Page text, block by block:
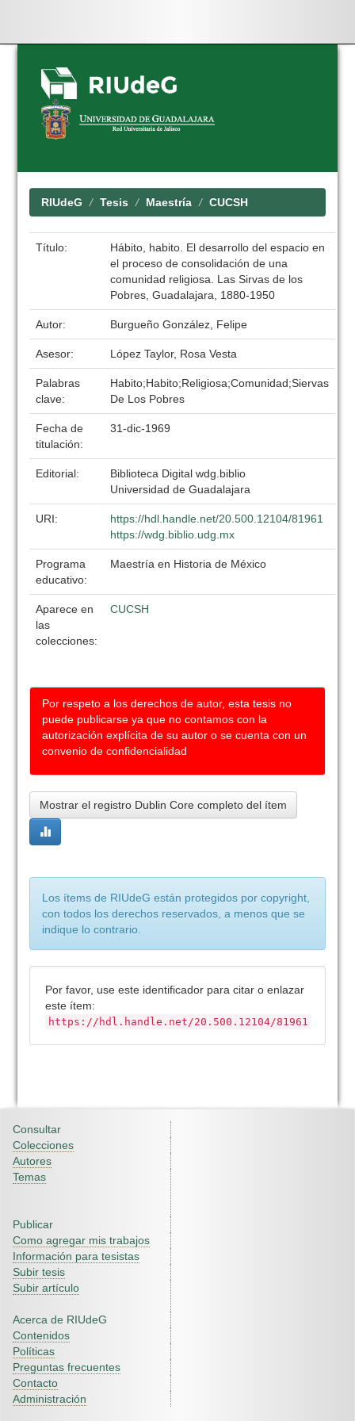
Skip
navigation
RIUdeG Tesis Maestría CUCSH
Título:
Hábito, habito. El desarrollo del espacio en
el proceso de consolidación de una
comunidad religiosa. Las Sirvas de los
Pobres, Guadalajara, 1880-1950
Autor: Burgueño González, Felipe
Asesor: López Taylor, Rosa Vesta
Palabras
clave:
Habito;Habito;Religiosa;Comunidad;Siervas
De Los Pobres
Fecha de
titulación:
31-dic-1969
Editorial:
Biblioteca Digital wdg.biblio
Universidad de Guadalajara
URI:
https://hdl.handle.net/20.500.12104/81961
https://wdg.biblio.udg.mx
Programa
educativo:
Maestría en Historia de México
Aparece en
las
colecciones:
CUCSH
Por respeto a los derechos de autor, esta tesis no
puede publicarse ya que no contamos con la
autorización explícita de su autor o se cuenta con un
convenio de confidencialidad
Mostrar el registro Dublin Core completo del ítem
Los ítems de RIUdeG están protegidos por copyright,
con todos los derechos reservados, a menos que se
indique lo contrario.
Por favor, use este identificador para citar o enlazar
este ítem:
https://hdl.handle.net/20.500.12104/81961
Consultar
Colecciones
Autores
Temas
Publicar
Como agregar mis trabajos
Información para tesistas
Subir tesis
Subir artículo
Acerca de RIUdeG
Contenidos
Políticas
Preguntas frecuentes
Contacto
Administración